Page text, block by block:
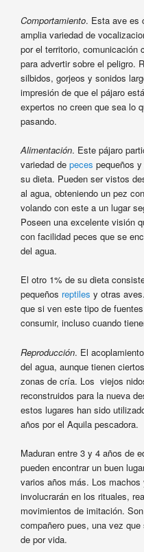
Comportamiento. Esta ave es
amplia variedad de
por el territorio, comunicación
para advertir sobre el peligro.
silbidos, gorjeos y sonidos
impresión de que el pájaro
expertos no creen que sea lo
pasando.
Alimentación. Este pájaro
variedad de peces pequeños
su dieta. Pueden ser vistos
al agua, obteniendo un pez
volando con este a un lugar
Poseen una excelente visión
con facilidad peces que se
del agua.
El otro 1% de su dieta
pequeños reptiles y otras
que si ven este tipo de
consumir, incluso cuando
Reproducción. El
del agua, aunque tienen
zonas de cría. Los viejos
reconstruidos para la nueva
estos lugares han sido
años por el Aquila pescadora.
Maduran entre 3 y 4 años de
pueden encontrar un buen
varios años más. Los
involucrarán en los rituales,
movimientos de imitación.
compañero pues, una vez
de por vida.